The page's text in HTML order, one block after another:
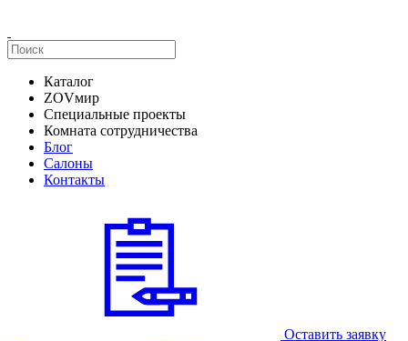
Каталог
ZOVмир
Специальные проекты
Комната сотрудничества
Блог
Салоны
Контакты
Оставить заявку